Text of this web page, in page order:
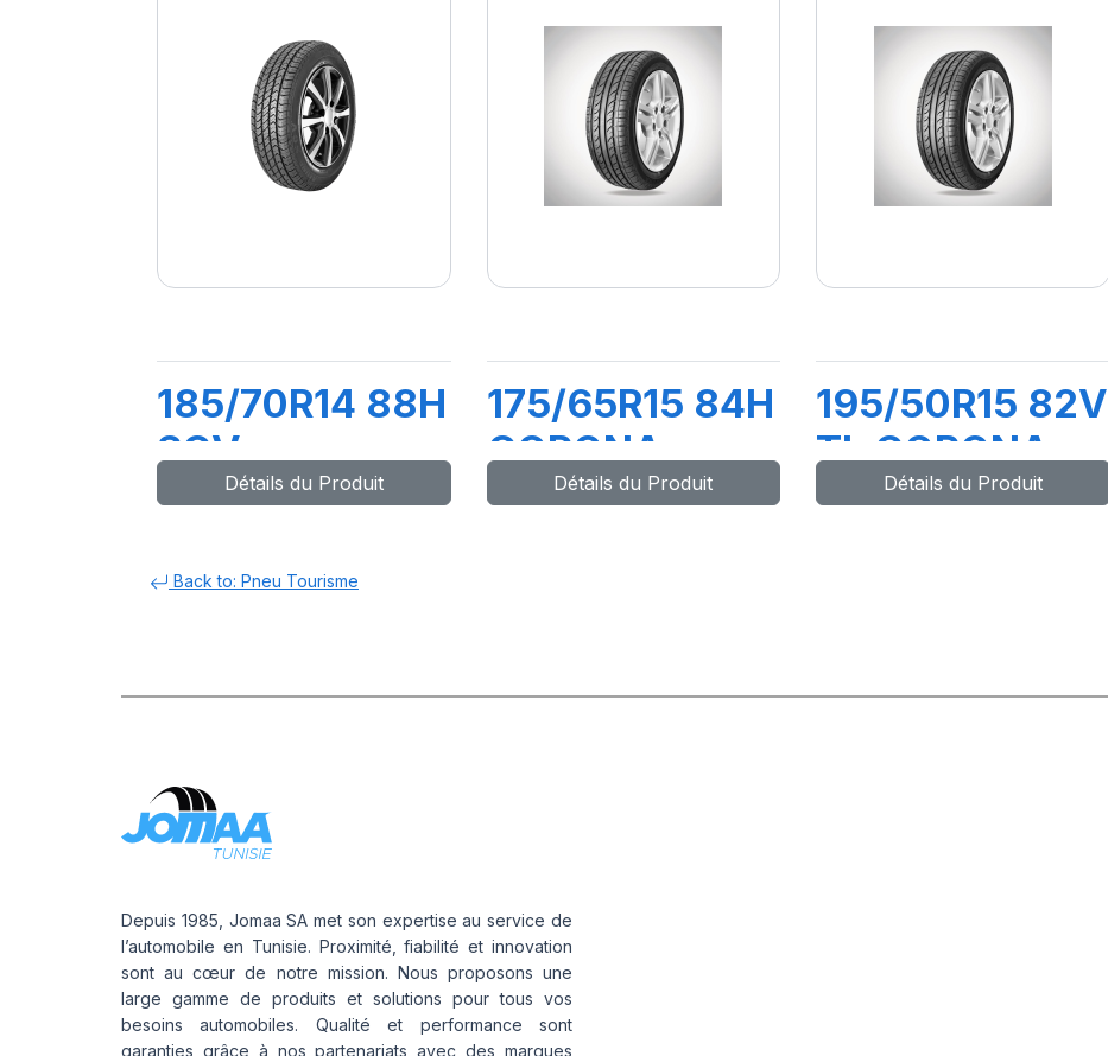
185/70R14 88H
SCV
Détails du Produit
175/65R15 84H
CORONA
Détails du Produit
195/50R15 82V
TL CORONA
Détails du Produit
Back to: Pneu Tourisme
Depuis 1985, Jomaa SA met son expertise au service de
l’automobile en Tunisie. Proximité, fiabilité et innovation
sont au cœur de notre mission. Nous proposons une
large gamme de produits et solutions pour tous vos
besoins automobiles. Qualité et performance sont
garanties grâce à nos partenariats avec des marques